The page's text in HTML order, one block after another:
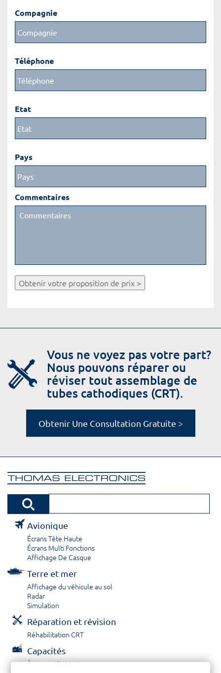
Compagnie
Téléphone
Etat
Pays
Commentaires
Obtenir votre proposition de prix >
Vous ne voyez pas votre part?
Nous pouvons réparer ou
réviser tout assemblage de
tubes cathodiques (CRT).
Obtenir Une Consultation Gratuite >
Avionique
Écrans Tête Haute
Écrans Multi Fonctions
Affichage De Casque
Terre et mer
Affichage du véhicule au sol
Radar
Simulation
Réparation et révision
Réhabilitation CRT
Capacités
À propos / Historique